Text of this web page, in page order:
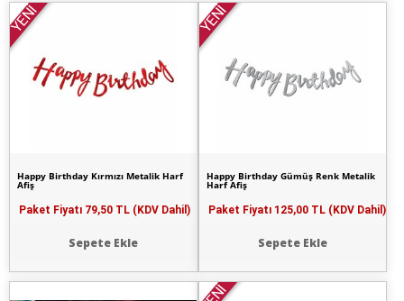
YENİ
Happy Birthday Kırmızı Metalik Harf
Afiş
Paket Fiyatı 79,50 TL (KDV Dahil)
Sepete Ekle
YENİ
Happy Birthday Gümüş Renk Metalik
Harf Afiş
Paket Fiyatı 125,00 TL (KDV Dahil)
Sepete Ekle